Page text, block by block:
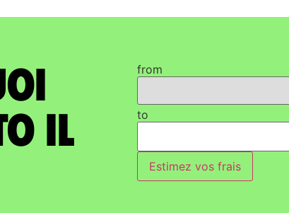
il
from
to
Estimez vos frais